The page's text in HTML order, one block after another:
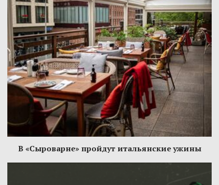
В «Сыроварне» пройдут итальянские ужины